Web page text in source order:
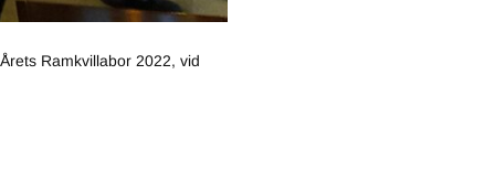
Ramkvillabor 2022, vid